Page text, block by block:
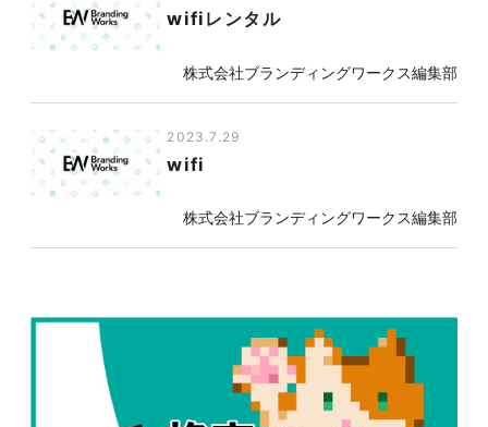
wifiレンタル
株式会社ブランディングワークス編集部
2023.7.29
wifi
株式会社ブランディングワークス編集部